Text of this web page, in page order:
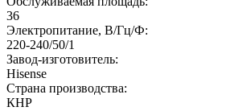
36
Электропитание, В/Гц/Ф:
220-240/50/1
Завод-изготовитель:
Hisense
Страна производства:
КНР